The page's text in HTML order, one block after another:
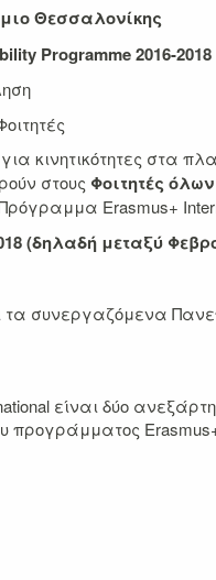
Θεσσαλονίκης
Programme 2016-2018
κινητικότητες στα
στους Φοιτητές
Erasmus+
(δηλαδή μεταξύ
τα συνεργαζόμενα
είναι δύο
προγράμματος